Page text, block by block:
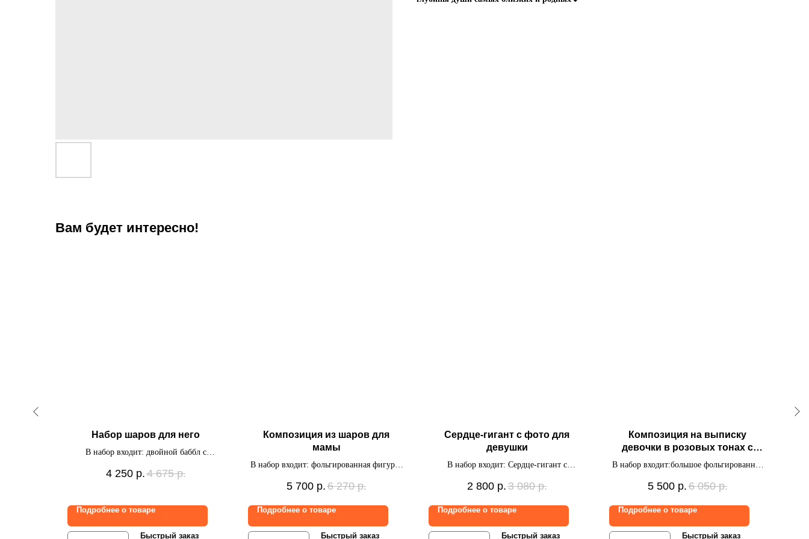
Вам будет интересно!
Набор шаров для него
В набор входит: двойной баббл с
фольгированных шаров.
4 250 р.4 675 р.
Подробнее о товаре
Быстрый заказ
Композиция из шаров для
мамы
В набор входит: фольгированная фигурка
надписью и фото, связка из 10 шаров ( 3
стаф, 1 фольгированное сердечко, 1
фольгированное сердечко с
5 700 р.6 270 р.
Подробнее о товаре
Быстрый заказ
Сердце-гигант с фото для
девушки
В набор входит: Сердце-гигант с
фото.
2 800 р.3 080 р.
Подробнее о товаре
Быстрый заказ
Композиция на выписку
девочки в розовых тонах с
фигуркой "Мишка на месяце"
В набор входит:большое фольгированное
связка из 9 шаров с индивидуальной
фигурка "Мишка на месяце", фигурка
"Облачко"
5 500 р.6 050 р.
Подробнее о товаре
Быстрый заказ